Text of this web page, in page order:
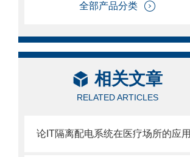
全部产品分类
相关文章
RELATED ARTICLES
论IT隔离配电系统在医疗场所的应用